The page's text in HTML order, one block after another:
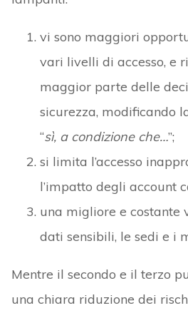
vi sono maggiori
vari livelli di accesso, e
maggior parte delle
sicurezza, modificando
“sì, a condizione che…”;
si limita l’accesso
l’impatto degli account
una migliore e costante
dati sensibili, le sedi e i
Mentre il secondo e il terzo
una chiara riduzione dei